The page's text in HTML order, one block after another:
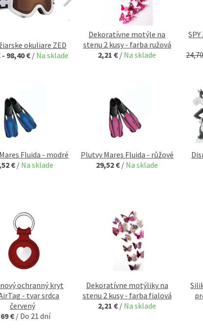
okuliare ZED
- 98,40 €/ Na sklade
Dekoratívne motýle na
stenu 2 kusy - farba ružová
2,21 € / Na sklade
Fluida - modré
€ / Na sklade
Plutvy Mares Fluida - růžové
29,52 € / Na sklade
ochranný kryt
- tvar srdca
červený
€ / Do 21 dní
Dekoratívne motýliky na
stenu 2 kusy - farba fialová
2,21 € / Na sklade